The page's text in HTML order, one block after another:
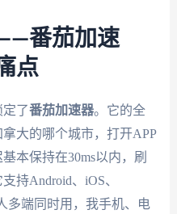
番茄加速
点
了番茄加速器。它的全
大的哪个城市，打开APP
本保持在30ms以内，刷
持Android、iOS、
多端同时用，我手机、电